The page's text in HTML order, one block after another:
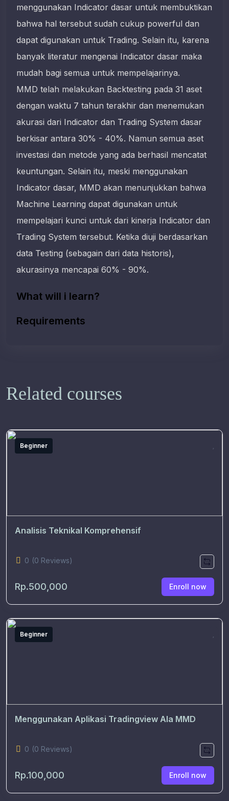
menggunakan Indicator dasar untuk membuktikan
bahwa hal tersebut sudah cukup powerful dan
dapat digunakan untuk Trading. Selain itu, karena
banyak literatur mengenai Indicator dasar maka
mudah bagi semua untuk mempelajarinya.
MMD telah melakukan Backtesting pada 31 aset
dengan waktu 7 tahun terakhir dan menemukan
akurasi dari Indicator dan Trading System dasar
berkisar antara 30% - 40%. Namun semua aset
investasi dan metode yang ada berhasil mencatat
keuntungan. Selain itu, meski menggunakan
Indicator dasar, MMD akan menunjukkan bahwa
Machine Learning dapat digunakan untuk
mempelajari kunci untuk dari kinerja Indicator dan
Trading System tersebut. Ketika diuji berdasarkan
data Testing (sebagain dari data historis),
akurasinya mencapai 60% - 90%.
What will i learn?
Requirements
Related courses
Beginner
Analisis Teknikal Komprehensif
0 (0 Reviews)
Rp.500,000 Enroll now
Beginner
Menggunakan Aplikasi Tradingview Ala MMD
0 (0 Reviews)
Rp.100,000 Enroll now